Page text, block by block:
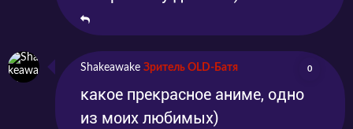
Shakeawake Зритель OLD-Батя 0
какое прекрасное аниме, одно
из моих любимых)